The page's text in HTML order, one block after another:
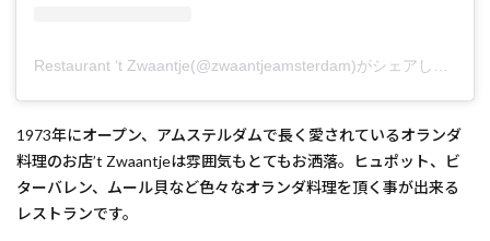
1973年にオープン、アムステルダムで長く愛されているオランダ
料理のお店’t Zwaantjeは雰囲気もとてもお洒落。ヒュポット、ビ
ターバレン、ムール貝など色々なオランダ料理を頂く事が出来る
レストランです。